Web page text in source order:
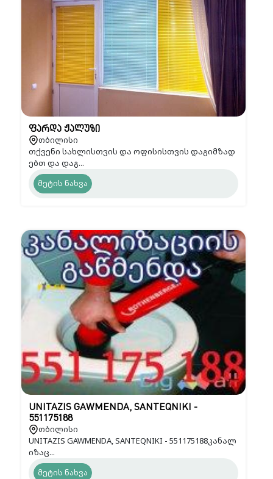
ფარდა ჟალუზი
თბილისი
თქვენი სახლისთვის და ოფისისთვის დაგიმზად
ებთ და დაგ...
მეტის ნახვა
UNITAZIS GAWMENDA, SANTEQNIKI -
551175188
თბილისი
UNITAZIS GAWMENDA, SANTEQNIKI - 551175188კანალ
იზაც...
მეტის ნახვა